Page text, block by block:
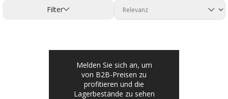
Filter
Melden Sie sich an, um
von B2B-Preisen zu
profitieren und die
Lagerbestände zu sehen